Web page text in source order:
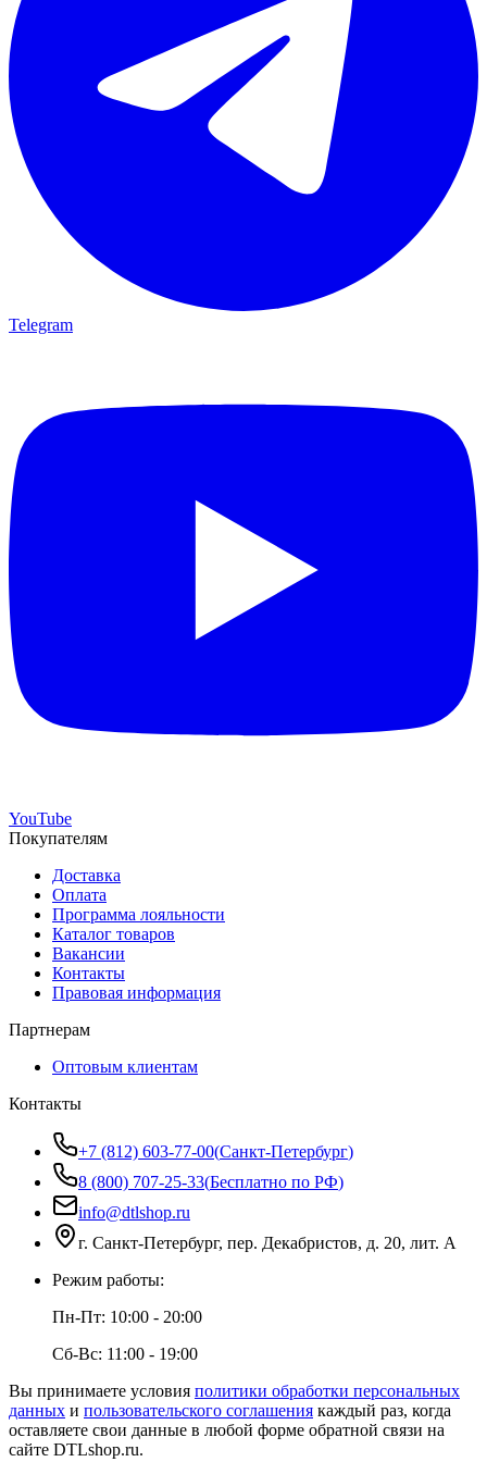
Telegram
YouTube
Покупателям
Доставка
Оплата
Программа лояльности
Каталог товаров
Вакансии
Контакты
Правовая информация
Партнерам
Оптовым клиентам
Контакты
+7 (812) 603-77-00(Санкт-Петербург)
8 (800) 707-25-33(Бесплатно по РФ)
info@dtlshop.ru
г. Санкт-Петербург, пер. Декабристов, д. 20, лит. А
Режим работы:
Пн-Пт: 10:00 - 20:00
Сб-Вс: 11:00 - 19:00
Вы принимаете условия политики обработки персональных
данных и пользовательского соглашения каждый раз, когда
оставляете свои данные в любой форме обратной связи на
сайте DTLshop.ru.